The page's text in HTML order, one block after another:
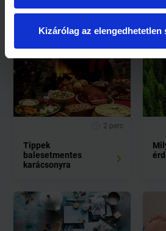
Kizárólag az elengedhetetlen
Kapcsolódó cikkek
2 perc
Tippek
balesetmentes
karácsonyra